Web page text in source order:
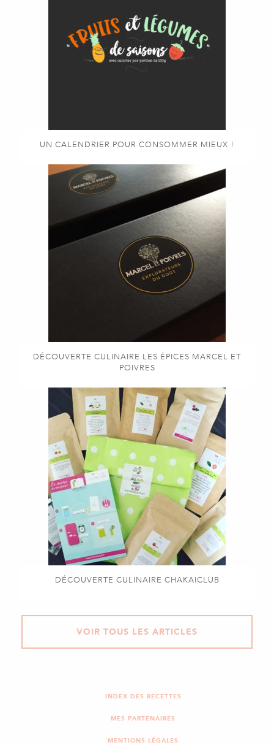
UN CALENDRIER POUR CONSOMMER MIEUX !
DÉCOUVERTE CULINAIRE LES ÉPICES MARCEL ET
POIVRES
DÉCOUVERTE CULINAIRE CHAKAICLUB
VOIR TOUS LES ARTICLES
INDEX DES RECETTES
MES PARTENAIRES
MENTIONS LÉGALES